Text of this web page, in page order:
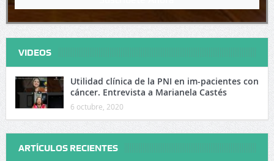
VIDEOS
Utilidad clínica de la PNI en im-pacientes con
cáncer. Entrevista a Marianela Castés
6 octubre, 2020
ARTÍCULOS RECIENTES